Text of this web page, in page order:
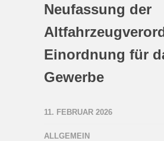
Neufassung der
Einordnung für
Gewerbe
11. FEBRUAR 2026
ALLGEMEIN